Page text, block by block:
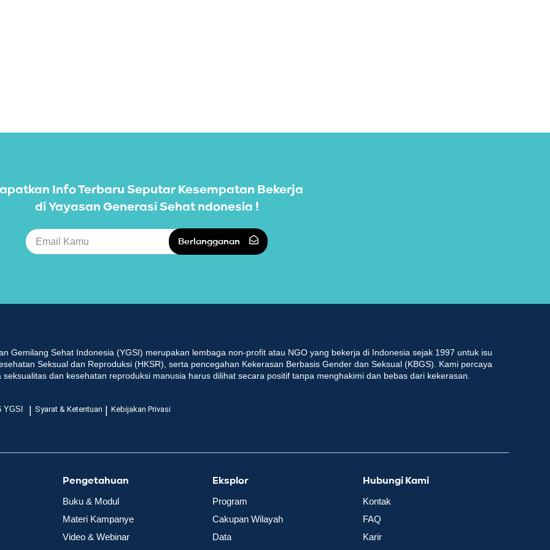
Info Terbaru Seputar Kesempatan Bekerja
di Yayasan Generasi Sehat ndonesia !
Berlangganan
Gemilang Sehat Indonesia (YGSI) merupakan lembaga non-profit atau NGO yang bekerja di Indonesia sejak 1997 untuk isu
Seksual dan Reproduksi (HKSR), serta pencegahan Kekerasan Berbasis Gender dan Seksual (KBGS). Kami percaya
seksualitas dan kesehatan reproduksi manusia harus dilihat secara positif tanpa menghakimi dan bebas dari kekerasan.
YGSI |Syarat & Ketentuan |Kebijakan Privasi
Pengetahuan
Buku & Modul
Materi Kampanye
Video & Webinar
Eksplor
Program
Cakupan Wilayah
Data
Hubungi Kami
Kontak
FAQ
Karir